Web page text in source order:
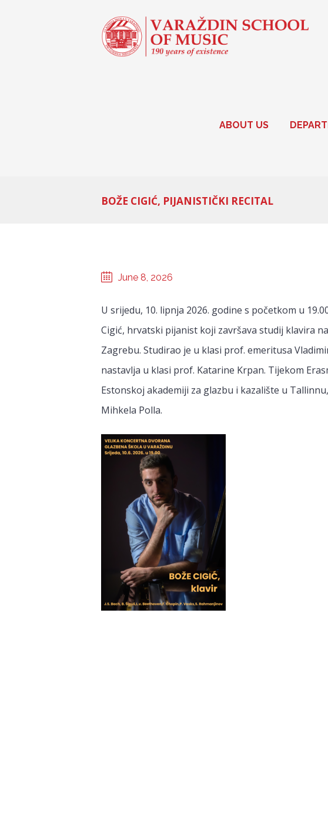
ABOUT US
BOŽE CIGIĆ, PIJANISTIČKI RECITAL
June 8, 2026
U srijedu, 10. lipnja 2026. godine s početkom u
Cigić, hrvatski pijanist koji završava studij klavira
Zagrebu. Studirao je u klasi prof. emeritusa
nastavlja u klasi prof. Katarine Krpan. Tijekom
Estonskoj akademiji za glazbu i kazalište u
Mihkela Polla.